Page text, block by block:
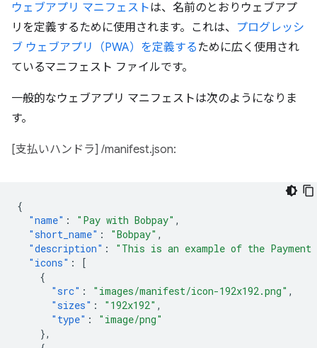
ウェブアプリ マニフェストは、名前のとおりウェブアプ
リを定義するために使用されます。これは、 プログレッシ
ブ ウェブアプリ（PWA）を定義する ために広く使用され
ているマニフェスト ファイルです。
一般的なウェブアプリ マニフェストは次のようになりま
す。
[支払いハンドラ] /manifest.json:
{
"name" : "Pay with Bobpay" ,
"short_name" : "Bobpay" ,
"description" :
"This is an example of the
"icons" :
[
{
"src" : "images/manifest/icon-192x192.png" ,
"sizes" : "192x192" ,
"type" :
"image/png"
},